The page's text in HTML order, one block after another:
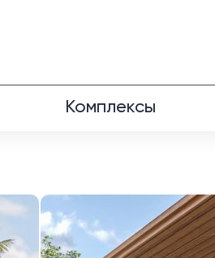
Комплексы